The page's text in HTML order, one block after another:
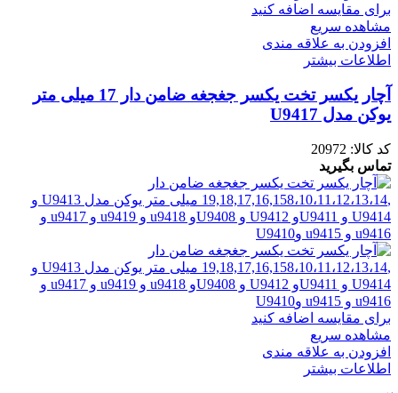
برای مقایسه اضافه کنید
مشاهده سریع
افزودن به علاقه مندی
اطلاعات بیشتر
آچار یکسر تخت یکسر جغجغه ضامن دار 17 میلی متر
یوکن مدل U9417
کد کالا: 20972
تماس بگیرید
برای مقایسه اضافه کنید
مشاهده سریع
افزودن به علاقه مندی
اطلاعات بیشتر